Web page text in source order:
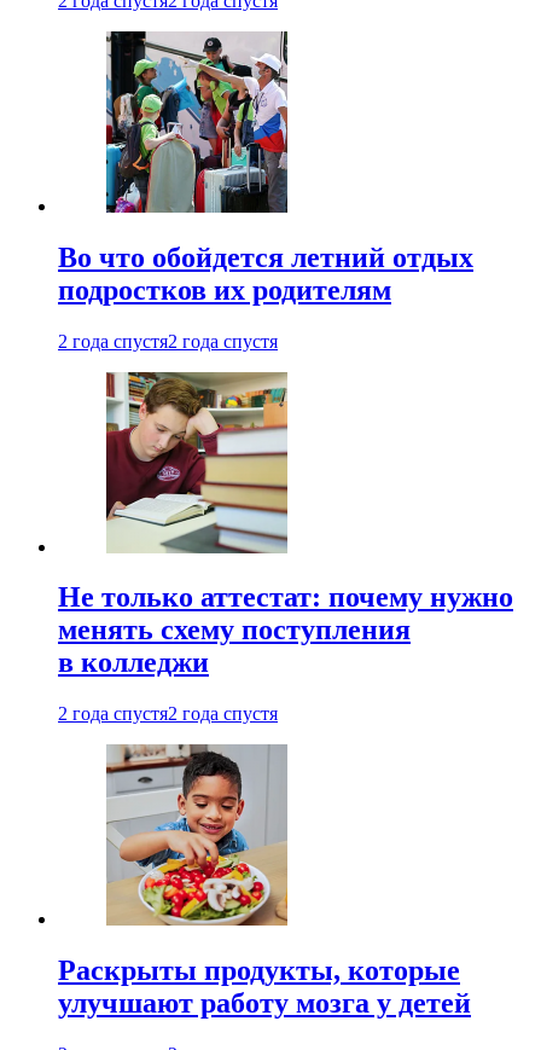
Во что обойдется летний отдых
подростков их родителям
2 года спустя2 года спустя
Не только аттестат: почему нужно
менять схему поступления
в колледжи
2 года спустя2 года спустя
Раскрыты продукты, которые
улучшают работу мозга у детей